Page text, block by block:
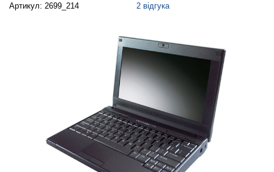
Артикул: 2699_214 2 відгука